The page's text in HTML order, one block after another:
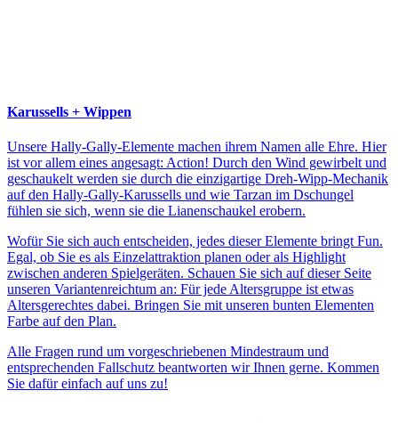
Karussells + Wippen
Unsere Hally-Gally-Elemente machen ihrem Namen alle Ehre. Hier
ist vor allem eines angesagt: Action! Durch den Wind gewirbelt und
geschaukelt werden sie durch die einzigartige Dreh-Wipp-Mechanik
auf den Hally-Gally-Karussells und wie Tarzan im Dschungel
fühlen sie sich, wenn sie die Lianenschaukel erobern.
Wofür Sie sich auch entscheiden, jedes dieser Elemente bringt Fun.
Egal, ob Sie es als Einzelattraktion planen oder als Highlight
zwischen anderen Spielgeräten. Schauen Sie sich auf dieser Seite
unseren Variantenreichtum an: Für jede Altersgruppe ist etwas
Altersgerechtes dabei. Bringen Sie mit unseren bunten Elementen
Farbe auf den Plan.
Alle Fragen rund um vorgeschriebenen Mindestraum und
entsprechenden Fallschutz beantworten wir Ihnen gerne. Kommen
Sie dafür einfach auf uns zu!